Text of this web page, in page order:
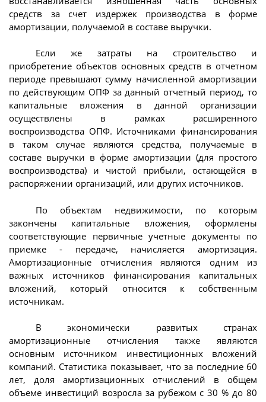
средств за счет издержек производства в форме
амортизации, получаемой в составе выручки.
Если же затраты на строительство и
приобретение объектов основных средств в отчетном
периоде превышают сумму начисленной амортизации
по действующим ОПФ за данный отчетный период, то
капитальные вложения в данной организации
осуществлены в рамках расширенного
воспроизводства ОПФ. Источниками финансирования
в таком случае являются средства, получаемые в
составе выручки в форме амортизации (для простого
воспроизводства) и чистой прибыли, остающейся в
распоряжении организаций, или других источников.
По объектам недвижимости, по которым
закончены капитальные вложения, оформлены
соответствующие первичные учетные документы по
приемке - передаче, начисляется амортизация.
Амортизационные отчисления являются одним из
важных источников финансирования капитальных
вложений, который относится к собственным
источникам.
В экономически развитых странах
амортизационные отчисления также являются
основным источником инвестиционных вложений
компаний. Статистика показывает, что за последние 60
лет, доля амортизационных отчислений в общем
объеме инвестиций возросла за рубежом с 30 % до 80